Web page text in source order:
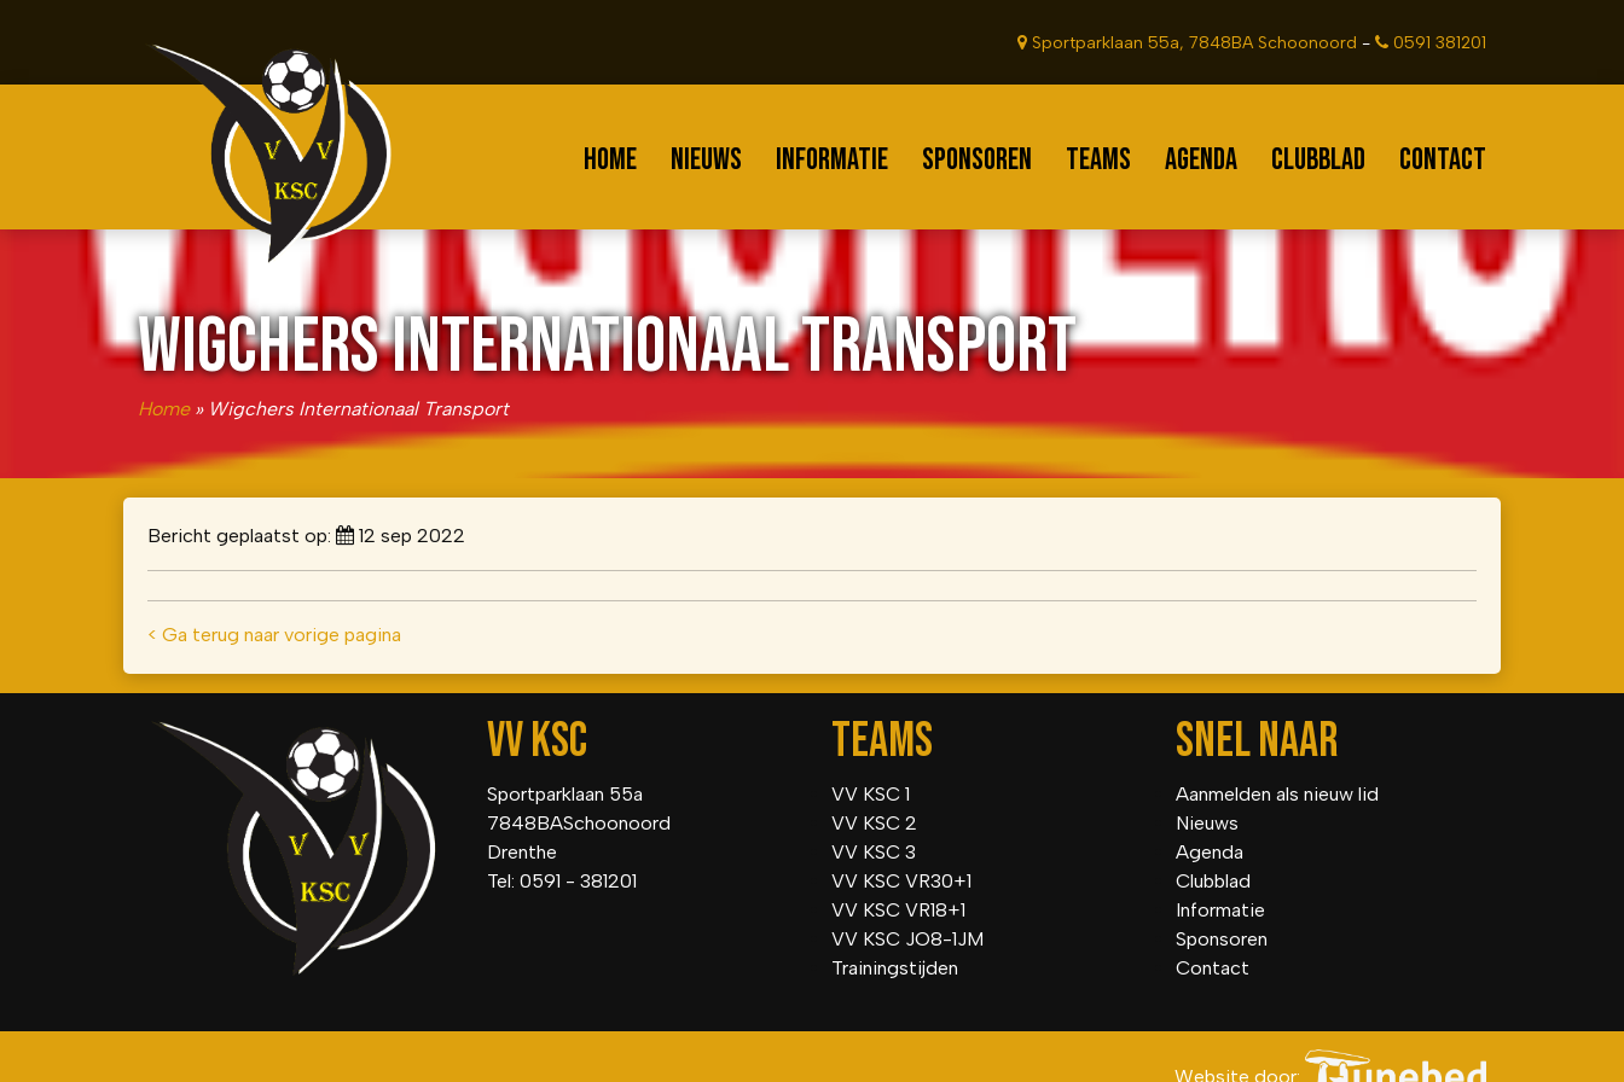
Sportparklaan 55a, 7848BA Schoonoord - 0591 381201
HOME NIEUWS INFORMATIE SPONSOREN TEAMS AGENDA CLUBBLAD CONTACT
WIGCHERS INTERNATIONAAL TRANSPORT
Home» Wigchers Internationaal Transport
Bericht geplaatst op: 12 sep 2022
< Ga terug naar vorige pagina
VV KSC
Sportparklaan 55a
7848BASchoonoord
Drenthe
Tel: 0591 - 381201
TEAMS
VV KSC 1
VV KSC 2
VV KSC 3
VV KSC VR30+1
VV KSC VR18+1
VV KSC JO8-1JM
Trainingstijden
SNEL NAAR
Aanmelden als nieuw lid
Nieuws
Agenda
Clubblad
Informatie
Sponsoren
Contact
Website door: